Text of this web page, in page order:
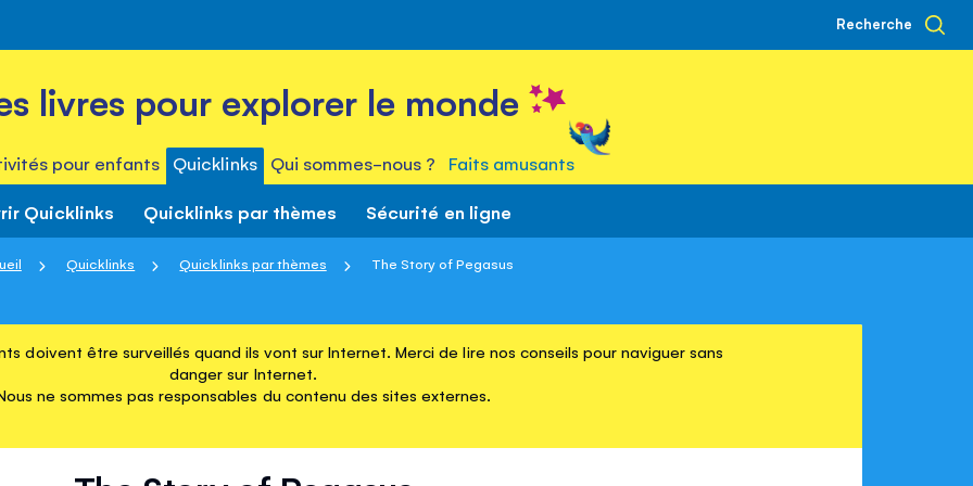
Recherche
livres pour explorer le monde
pour enfants Quicklinks Qui sommes-nous ? Faits amusants
Quicklinks Quicklinks par thèmes Sécurité en ligne
Quicklinks Quicklinks par thèmes The Story of Pegasus
doivent être surveillés quand ils vont sur Internet. Merci de lire nos conseils pour naviguer sans
danger sur Internet.
ne sommes pas responsables du contenu des sites externes.